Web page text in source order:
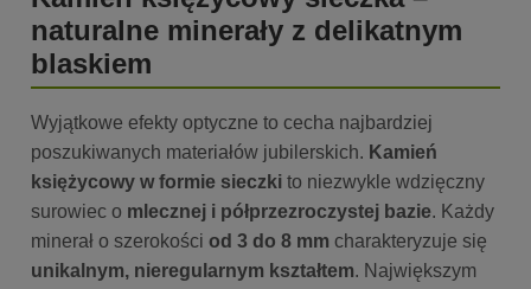
naturalne minerały z delikatnym
blaskiem
Wyjątkowe efekty optyczne to cecha najbardziej
poszukiwanych materiałów jubilerskich. Kamień
księżycowy w formie sieczki to niezwykle wdzięczny
surowiec o mlecznej i półprzezroczystej bazie. Każdy
minerał o szerokości od 3 do 8 mm charakteryzuje się
unikalnym, nieregularnym kształtem. Największym